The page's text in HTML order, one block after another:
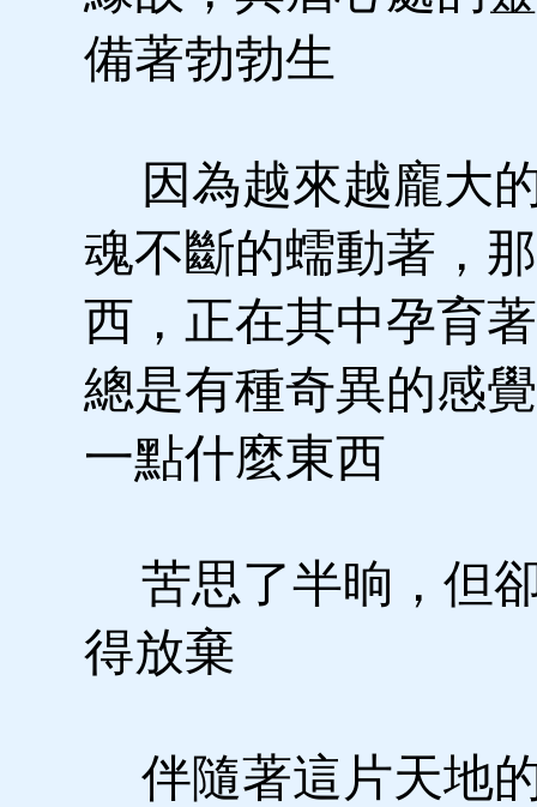
備著勃勃生
因為越來越龐大
魂不斷的蠕動著，
西，正在其中孕育
總是有種奇異的感
一點什麼東西
苦思了半晌，但
得放棄
伴隨著這片天地